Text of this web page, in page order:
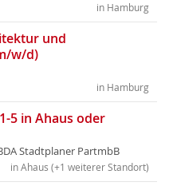
in Hamburg
und
w/d)
in Hamburg
5 in Ahaus oder
Stadtplaner PartmbB
in Ahaus (+1 weiterer Standort)